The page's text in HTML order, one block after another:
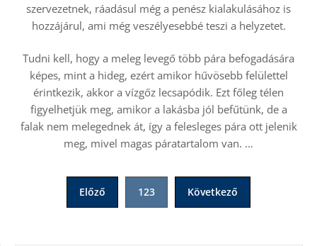
szervezetnek, ráadásul még a penész kialakulásához is
hozzájárul, ami még veszélyesebbé teszi a helyzetet.
Tudni kell, hogy a meleg levegő több pára befogadására
képes, mint a hideg, ezért amikor hűvösebb felülettel
érintkezik, akkor a vízgőz lecsapódik. Ezt főleg télen
figyelhetjük meg, amikor a lakásba jól befűtünk, de a
falak nem melegednek át, így a felesleges pára ott jelenik
meg, mivel magas páratartalom van. …
Bejegyzések
lapozása
Előző 123 Következő